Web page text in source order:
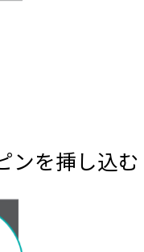
ンを挿し込む